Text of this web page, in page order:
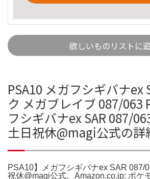
欲しいものリストに
PSA10 メガフシギバナex
ク メガブレイブ 087/063
フシギバナex SAR 087/
土日祝休@magi公式の詳
PSA10】メガフシギバナex SAR 087/
祝休@magi公式。Amazon.co.jp: ポケ